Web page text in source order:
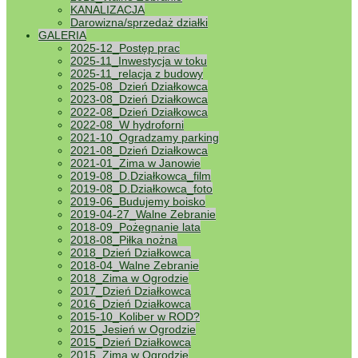
KANALIZACJA
Darowizna/sprzedaż działki
GALERIA
2025-12_Postęp prac
2025-11_Inwestycja w toku
2025-11_relacja z budowy
2025-08_Dzień Działkowca
2023-08_Dzień Działkowca
2022-08_Dzień Działkowca
2022-08_W hydroforni
2021-10_Ogradzamy parking
2021-08_Dzień Działkowca
2021-01_Zima w Janowie
2019-08_D.Działkowca_film
2019-08_D.Działkowca_foto
2019-06_Budujemy boisko
2019-04-27_Walne Zebranie
2018-09_Pożegnanie lata
2018-08_Piłka nożna
2018_Dzień Działkowca
2018-04_Walne Zebranie
2018_Zima w Ogrodzie
2017_Dzień Działkowca
2016_Dzień Działkowca
2015-10_Koliber w ROD?
2015_Jesień w Ogrodzie
2015_Dzień Działkowca
2015_Zima w Ogrodzie